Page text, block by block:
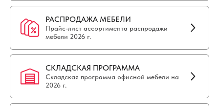
РАСПРОДАЖА МЕБЕЛИ
Прайс-лист ассортимента распродажи
мебели 2026 г.
СКЛАДСКАЯ ПРОГРАММА
Складская программа офисной мебели на
2026 г.